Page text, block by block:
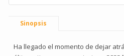
Sinopsis
Ha llegado el momento de dejar